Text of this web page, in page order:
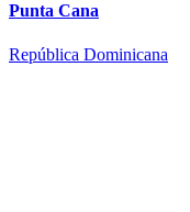
Punta Cana
República Dominicana